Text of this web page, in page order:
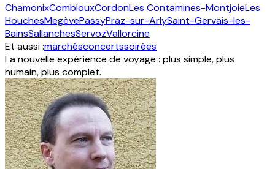
ChamonixComblouxCordonLes Contamines-MontjoieLes
HouchesMegèvePassyPraz-sur-ArlySaint-Gervais-les-
BainsSallanchesServozVallorcine
Et aussi :marchésconcertssoirées
La nouvelle expérience de voyage : plus simple, plus
humain, plus complet.